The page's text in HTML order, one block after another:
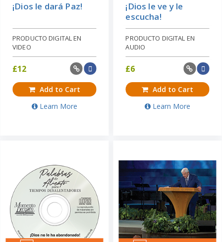
¡Dios le dará Paz!
PRODUCTO DIGITAL EN
VIDEO
£12
Add to Cart
Learn More
¡Dios le ve y le
escucha!
PRODUCTO DIGITAL EN
AUDIO
£6
Add to Cart
Learn More